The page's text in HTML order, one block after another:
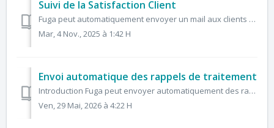
Suivi de la Satisfaction Client
Fuga peut automatiquement envoyer un mail aux clients qui le permettent et pour lesquels une adresse e-mail est disponible, après qu'une facture pour un...
Mar, 4 Nov., 2025 à 1:42 H
Envoi automatique des rappels de traitement
Introduction Fuga peut envoyer automatiquement des rappels de vaccination et d'autres rappels de traitement à vos clients. Vous pouvez activer cette fo...
Ven, 29 Mai, 2026 à 4:22 H